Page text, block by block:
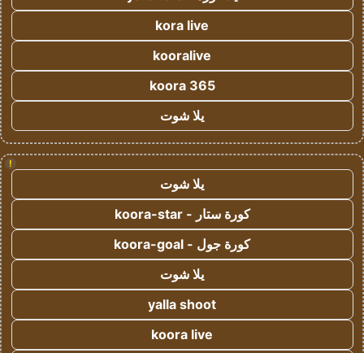
kora live
kooralive
koora 365
يلا شوت
!
يلا شوت
كورة ستار - koora-star
كورة جول - koora-goal
يلا شوت
yalla shoot
koora live